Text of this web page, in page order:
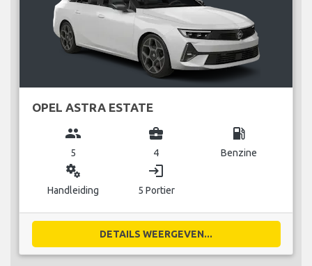
OPEL ASTRA ESTATE
group
5
business_center
4
local_gas_station
Benzine
miscellaneous_services
Handleiding
login
5 Portier
DETAILS WEERGEVEN...